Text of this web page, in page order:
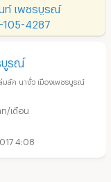
ท์ เพชรบูรณ์
105-4287
บูรณ์
มสัก นางั่ว เมืองเพชรบูรณ์
ท/เดือน
4:08